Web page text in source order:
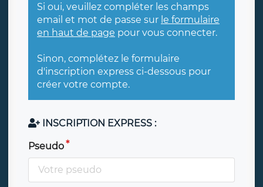
Si oui, veuillez compléter les champs
email et mot de passe sur le formulaire
en haut de page pour vous connecter.
Sinon, complétez le formulaire
d'inscription express ci-dessous pour
créer votre compte.
INSCRIPTION EXPRESS :
Pseudo